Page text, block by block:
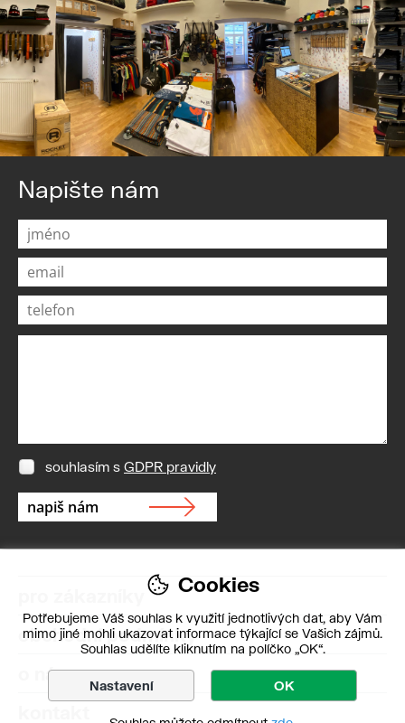
Napište nám
souhlasím s GDPR pravidly
obchodní podmínky
o nás
Cookies
Potřebujeme Váš souhlas k využití jednotlivých dat, aby Vám
mimo jiné mohli ukazovat informace týkající se Vašich zájmů.
Souhlas udělíte kliknutím na políčko „OK“.
Nastavení OK